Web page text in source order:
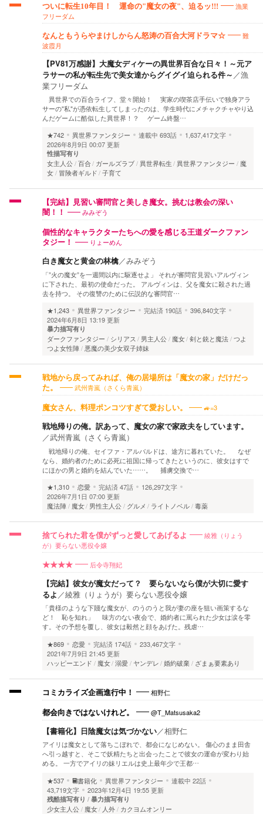
ついに転生10年目！ 運命の"魔女の夜"、迫るッ!!!
漁業
フリーダム
なんともうらやまけしからん怒涛の百合大河ドラマ☆
難
波霞月
【PV81万感謝】大魔女ディケーの異世界百合な日々！～元ア
ラサーの私が転生先で美女達からグイグイ迫られる件～ ／漁
業フリーダム
異世界での百合ライフ、堂々開始！ 実家の喫茶店手伝いで独身アラ
サーの"私"が憑依転生してしまったのは、学生時代にメチャクチャやり込
んだゲームに酷似した異世界！？ ゲーム終盤…
★742
異世界ファンタジー 連載中 693話
1,637,417文字
2026年8月9日 00:07 更新
性描写有り
女主人公 百合 ガールズラブ 異世界転生 異世界ファンタジー
魔
女
冒険者ギルド 子育て
【完結】見習い審問官と美しき魔女。挑むは教会の深い
闇！！
みみぞう
個性的なキャラクターたちへの愛を感じる王道ダークファン
タジー！
りょーめん
白き魔女と黄金の林檎／みみぞう
「”火の魔女”を一週間以内に駆逐せよ」 それが審問官見習いアルヴィン
に下された、最初の使命だった。 アルヴィンは、父を魔女に殺された過
去を持つ。 その復讐のために伝説的な審問官…
★1,243
異世界ファンタジー 完結済 190話
396,840文字
2024年6月8日 13:19 更新
暴力描写有り
ダークファンタジー シリアス 男主人公 魔女 剣と銃と魔法 つよ
つよ女性陣
悪魔の美少女双子姉妹
戦地から戻ってみれば、俺の居場所は「魔女の家」だけだっ
た。
武州青嵐（さくら青嵐）
魔女さん、料理ポンコツすぎて愛おしい。 🚙=3
戦地帰りの俺。訳あって、魔女の家で家政夫をしています。
／武州青嵐（さくら青嵐）
戦地帰りの俺、セイファ・アルバルドは、途方に暮れていた。 なぜ
なら、婚約者のために必死に祖国に帰ってきたというのに、彼女はすで
にほかの男と婚約を結んでいた……。 捕虜交換で…
★1,310
恋愛 完結済47話
126,297文字
2026年7月1日 07:00 更新
魔法陣
魔女 男性主人公 グルメ ライトノベル 毒薬
捨てられた君を僕がずっと愛してあげるよ
綾雅（りょう
が）要らない悪役令嬢
★★★★ 后令寺翔妃
【完結】彼女が魔女だって？ 要らないなら僕が大切に愛す
るよ ／綾雅（りょうが）要らない悪役令嬢
「貴様のような下賤な魔女が、のうのうと我が妻の座を狙い画策するな
ど！ 恥を知れ」 味方のない夜会で、婚約者に罵られた少女は涙を零
す。その予想を覆し、彼女は毅然と顔をあげた。残虐…
★869
恋愛 完結済 174話
233,467文字
2021年7月9日 21:45 更新
ハッピーエンド
魔女 溺愛 ヤンデレ 婚約破棄 ざまぁ要素あり
コミカライズ企画進行中！ 相野仁
都会向きではないけれど。 @T_Matsusaka2
【書籍化】日陰魔女は気づかない／相野仁
アイリは魔女として落ちこぼれで、都会になじめない。 傷心のまま田舎
へ引っ越すと、そこで妖精たちと出会ったことで彼女の運命が変わり始
める。 一方でアイリの妹リエルは史上最年少で王都…
★537
書籍化 異世界ファンタジー 連載中 22話
43,719文字
2023年12月4日 19:55 更新
残酷描写有り 暴力描写有り
少女主人公 魔女 人外 カクヨムオンリー